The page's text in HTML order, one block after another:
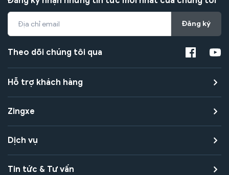
Đăng ký
Theo dõi chúng tôi qua
Hỗ trợ khách hàng
Zingxe
Dịch vụ
Tin tức & Tư vấn